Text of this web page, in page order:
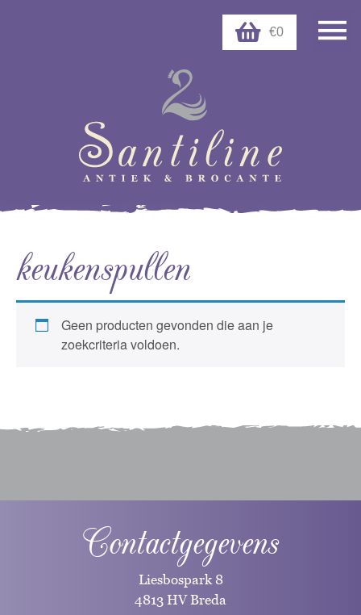
€0
keukenspullen
Geen producten gevonden die aan je
zoekcriteria voldoen.
Contactgegevens
Liesbospark 8
4813 HV Breda